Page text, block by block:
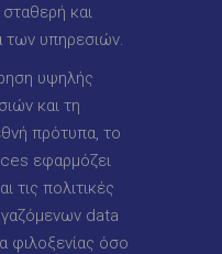
και
των υπηρεσιών.
υψηλής
και τη
πρότυπα, το
εφαρμόζει
τις πολιτικές
data
φιλοξενίας όσο